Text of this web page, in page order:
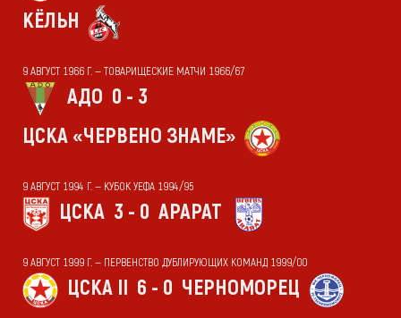
КЁЛЬН
9 АВГУСТ 1966 Г. — ТОВАРИЩЕСКИЕ МАТЧИ 1966/67
АДО 0 - 3
ЦСКА «ЧЕРВЕНО ЗНАМЕ»
9 АВГУСТ 1994 Г. — КУБОК УЕФА 1994/95
ЦСКА 3 - 0 АРАРАТ
9 АВГУСТ 1999 Г. — ПЕРВЕНСТВО ДУБЛИРУЮЩИХ КОМАНД 1999/00
ЦСКА II 6 - 0 ЧЕРНОМОРЕЦ